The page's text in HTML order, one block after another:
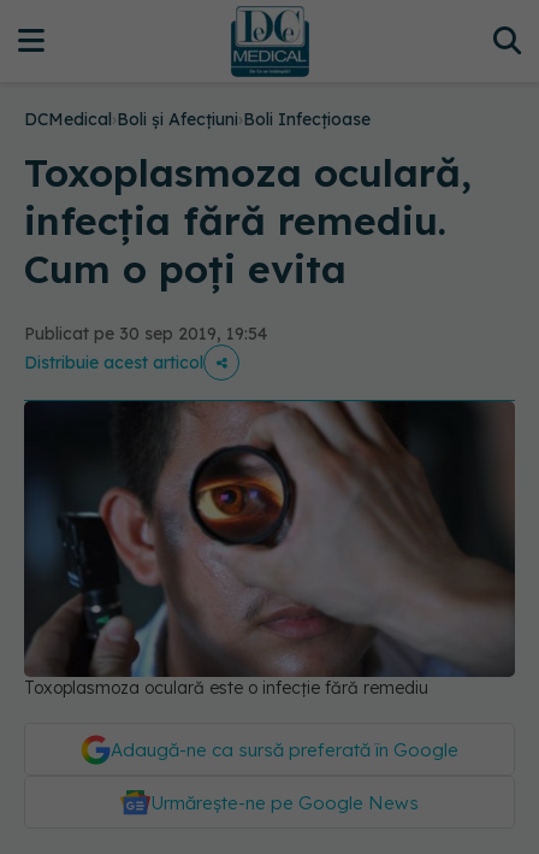
DCMedical›Boli și Afecțiuni›Boli Infecțioase
Toxoplasmoza oculară,
infecția fără remediu.
Cum o poți evita
Publicat pe 30 sep 2019, 19:54
Distribuie acest articol
Toxoplasmoza oculară este o infecție fără remediu
Adaugă-ne ca sursă preferată în Google
Urmărește-ne pe Google News